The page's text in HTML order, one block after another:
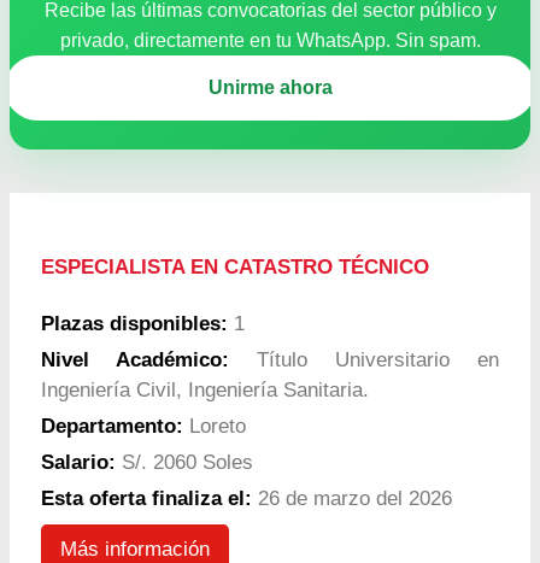
Recibe las últimas convocatorias del sector público y
privado, directamente en tu WhatsApp. Sin spam.
Unirme ahora
ESPECIALISTA EN CATASTRO TÉCNICO
Plazas disponibles: 1
Nivel Académico:
Título Universitario en
Ingeniería Civil, Ingeniería Sanitaria.
Departamento: Loreto
Salario: S/. 2060 Soles
Esta oferta finaliza el: 26 de marzo del 2026
Más información